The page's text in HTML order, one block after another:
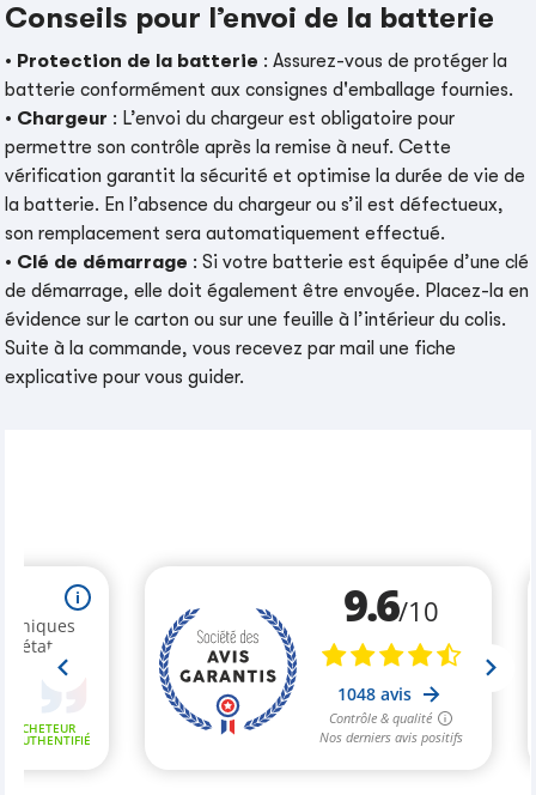
Conseils pour l’envoi de la batterie
• Protection de la batterie : Assurez-vous de protéger la
batterie conformément aux consignes d'emballage fournies.
• Chargeur : L’envoi du chargeur est obligatoire pour
permettre son contrôle après la remise à neuf. Cette
vérification garantit la sécurité et optimise la durée de vie de
la batterie. En l’absence du chargeur ou s’il est défectueux,
son remplacement sera automatiquement effectué.
• Clé de démarrage : Si votre batterie est équipée d’une clé
de démarrage, elle doit également être envoyée. Placez-la en
évidence sur le carton ou sur une feuille à l’intérieur du colis.
Suite à la commande, vous recevez par mail une fiche
explicative pour vous guider.